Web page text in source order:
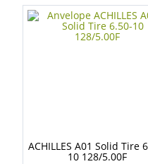
ACHILLES A01 Solid Tire
10 128/5.00F